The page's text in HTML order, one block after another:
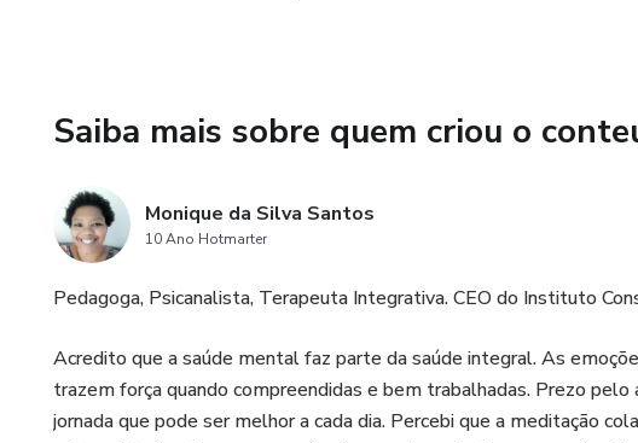
Saiba mais sobre quem criou o
Monique da Silva Santos
10 Ano Hotmarter
Pedagoga, Psicanalista, Terapeuta Integrativa. CEO do Instituto
Acredito que a saúde mental faz parte da saúde integral. As
trazem força quando compreendidas e bem trabalhadas. Prezo
jornada que pode ser melhor a cada dia. Percebi que a meditação